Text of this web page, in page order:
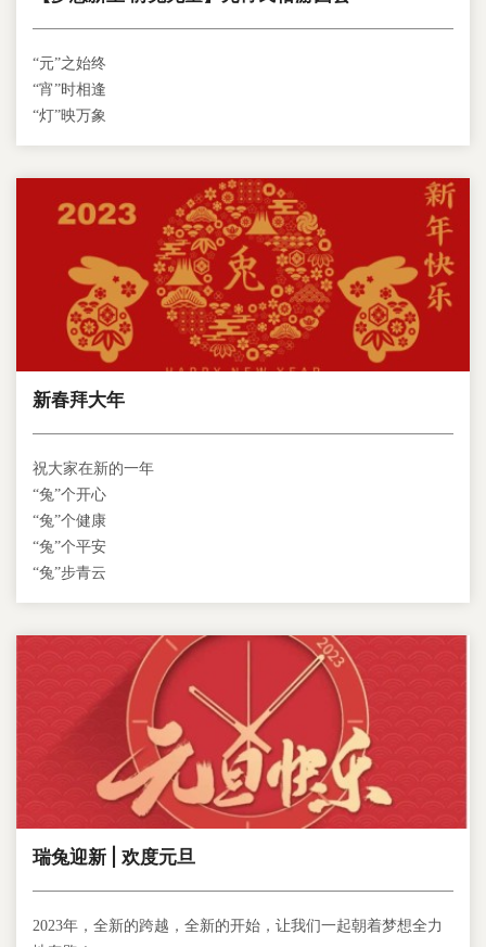
“元”之始终
“宵”时相逢
“灯”映万象
新春拜大年
祝大家在新的一年
“兔”个开心
“兔”个健康
“兔”个平安
“兔”步青云
瑞兔迎新 | 欢度元旦
2023年，全新的跨越，全新的开始，让我们一起朝着梦想全力